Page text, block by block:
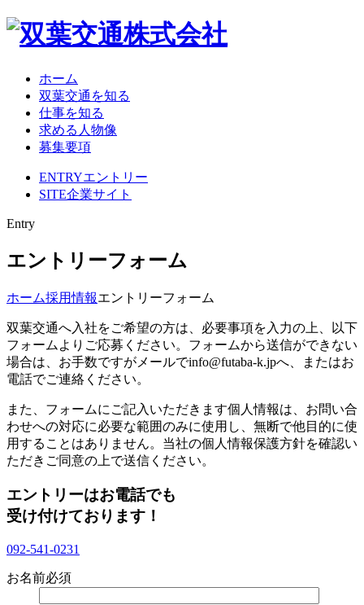
ホーム
双葉交通を知る
仕事を知る
求める人物像
募集要項
ENTRYエントリー
SITE企業サイト
Entry
エントリーフォーム
ホーム採用情報エントリーフォーム
双葉交通へ入社をご希望の方は、必要事項を入力の上、以下
フォームよりご応募ください。フォームから送信ができない
場合は、お手数ですがメールでinfo@futaba-k.jpへ、またはお
電話でご連絡ください。
また、フォームにご記入いただきます個人情報は、お問い合
わせへの対応に必要な範囲のみに使用し、無断で他目的に使
用することはありません。当社の個人情報保護方針を確認い
ただきご同意の上で送信ください。
エントリーはお電話でも
受け付けております！
092-541-0231
お名前必須